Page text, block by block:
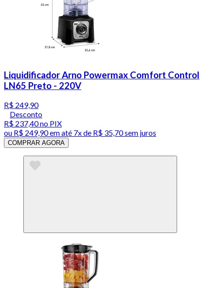
Liquidificador Arno Powermax Comfort Control
LN65 Preto - 220V
R$ 249,90
Desconto
R$ 237,40no PIX
ou R$ 249,90em até 7x de R$ 35,70 sem juros
COMPRAR AGORA